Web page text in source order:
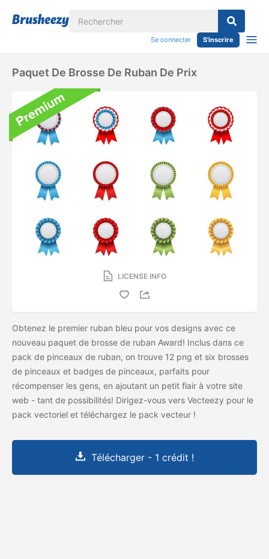
Se connecter S'inscrire
Paquet De Brosse De Ruban De Prix
LICENSE INFO
Obtenez le premier ruban bleu pour vos designs avec ce
nouveau paquet de brosse de ruban Award! Inclus dans ce
pack de pinceaux de ruban, on trouve 12 png et six brosses
de pinceaux et badges de pinceaux, parfaits pour
récompenser les gens, en ajoutant un petit flair à votre site
web - tant de possibilités! Dirigez-vous vers Vecteezy pour le
pack vectoriel et téléchargez le pack vecteur !
Télécharger - 1 crédit !